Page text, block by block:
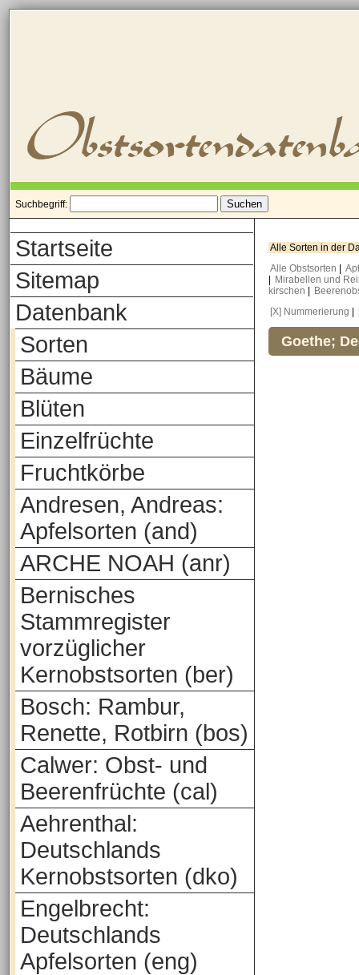
Suchbegriff:
Startseite
Sitemap
Datenbank
Sorten
Bäume
Blüten
Einzelfrüchte
Fruchtkörbe
Andresen, Andreas:
Apfelsorten (and)
ARCHE NOAH (anr)
Bernisches
Stammregister
vorzüglicher
Kernobstsorten (ber)
Bosch: Rambur,
Renette, Rotbirn (bos)
Calwer: Obst- und
Beerenfrüchte (cal)
Aehrenthal:
Deutschlands
Kernobstsorten (dko)
Engelbrecht:
Deutschlands
Apfelsorten (eng)
Alle Sorten in der
Alle Obstsorten
Mirabellen und
kirschen
[X] Nummerierung
Goethe;